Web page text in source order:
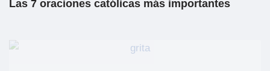
Las 7 oraciones católicas más importantes